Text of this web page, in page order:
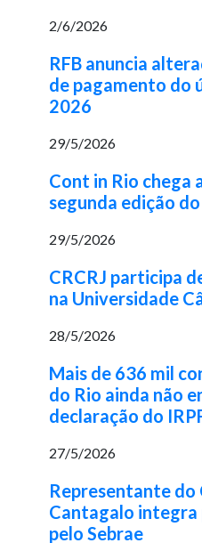
2/6/2026
RFB anuncia
de pagamento do
2026
29/5/2026
Cont in Rio chega
segunda edição
29/5/2026
CRCRJ participa
na Universidade
28/5/2026
Mais de 636 mil
do Rio ainda não
declaração do
27/5/2026
Representante do
Cantagalo
pelo Sebrae